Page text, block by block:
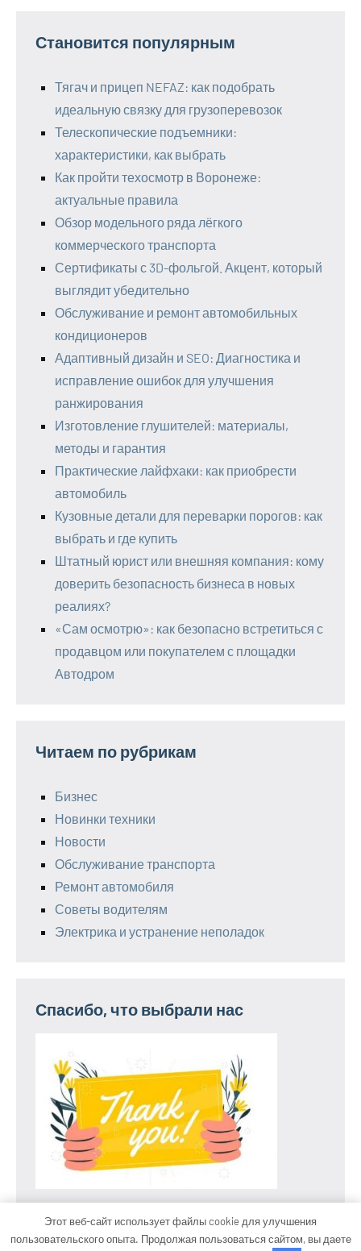
Становится популярным
Тягач и прицеп NEFAZ: как подобрать
идеальную связку для грузоперевозок
Телескопические подъемники:
характеристики, как выбрать
Как пройти техосмотр в Воронеже:
актуальные правила
Обзор модельного ряда лёгкого
коммерческого транспорта
Сертификаты с 3D-фольгой. Акцент, который
выглядит убедительно
Обслуживание и ремонт автомобильных
кондиционеров
Адаптивный дизайн и SEO: Диагностика и
исправление ошибок для улучшения
ранжирования
Изготовление глушителей: материалы,
методы и гарантия
Практические лайфхаки: как приобрести
автомобиль
Кузовные детали для переварки порогов: как
выбрать и где купить
Штатный юрист или внешняя компания: кому
доверить безопасность бизнеса в новых
реалиях?
«Сам осмотрю»: как безопасно встретиться с
продавцом или покупателем с площадки
Автодром
Читаем по рубрикам
Бизнес
Новинки техники
Новости
Обслуживание транспорта
Ремонт автомобиля
Советы водителям
Электрика и устранение неполадок
Спасибо, что выбрали нас
Этот веб-сайт использует файлы cookie для улучшения
пользовательского опыта. Продолжая пользоваться сайтом, вы даете